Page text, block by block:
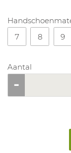
7
8 9
Aantal